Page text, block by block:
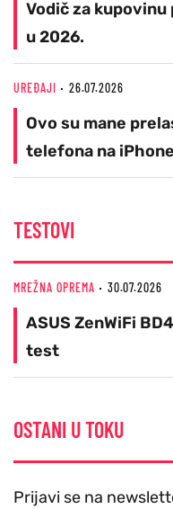
Vodič za
u 2026.
UREĐAJI 26.07.2026
Ovo su mane
telefona na iPhone
TESTOVI
MREŽNA OPREMA 30.07.2026
ASUS ZenWiFi
test
OSTANI U TOKU
Prijavi se na